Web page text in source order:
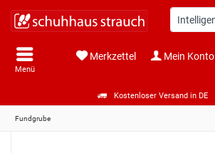
Kostenloser Versand in DE
Menü
Merkzettel Mein Konto
Fundgrube